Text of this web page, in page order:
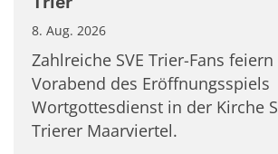
8. Aug. 2026
Zahlreiche SVE Trier-Fans
Vorabend des Eröffnungsspiels
Wortgottesdienst in der Kirche
Trierer Maarviertel.